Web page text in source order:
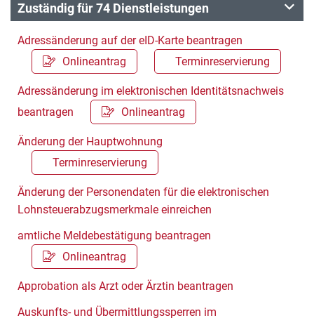
Zuständig für 74 Dienstleistungen
Adressänderung auf der eID-Karte beantragen
Onlineantrag
Terminreservierung
Adressänderung im elektronischen Identitätsnachweis
beantragen
Onlineantrag
Änderung der Hauptwohnung
Terminreservierung
Änderung der Personendaten für die elektronischen
Lohnsteuerabzugsmerkmale einreichen
amtliche Meldebestätigung beantragen
Onlineantrag
Approbation als Arzt oder Ärztin beantragen
Auskunfts- und Übermittlungssperren im